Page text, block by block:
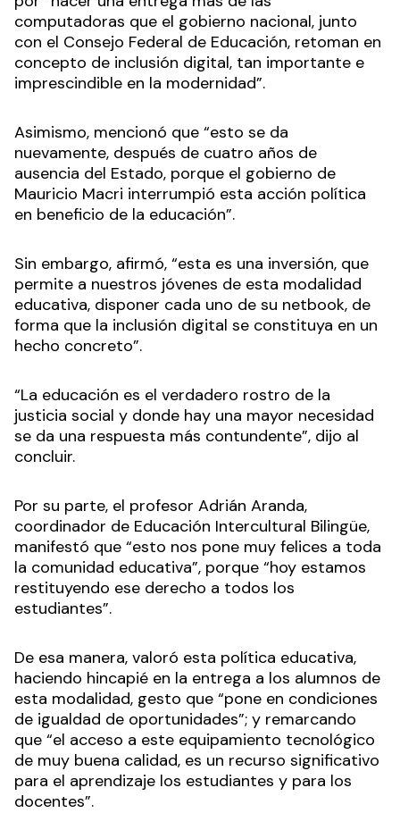
computadoras que el gobierno nacional, junto
con el Consejo Federal de Educación, retoman en
concepto de inclusión digital, tan importante e
imprescindible en la modernidad”.
Asimismo, mencionó que “esto se da
nuevamente, después de cuatro años de
ausencia del Estado, porque el gobierno de
Mauricio Macri interrumpió esta acción política
en beneficio de la educación”.
Sin embargo, afirmó, “esta es una inversión, que
permite a nuestros jóvenes de esta modalidad
educativa, disponer cada uno de su netbook, de
forma que la inclusión digital se constituya en un
hecho concreto”.
“La educación es el verdadero rostro de la
justicia social y donde hay una mayor necesidad
se da una respuesta más contundente”, dijo al
concluir.
Por su parte, el profesor Adrián Aranda,
coordinador de Educación Intercultural Bilingüe,
manifestó que “esto nos pone muy felices a toda
la comunidad educativa”, porque “hoy estamos
restituyendo ese derecho a todos los
estudiantes”.
De esa manera, valoró esta política educativa,
haciendo hincapié en la entrega a los alumnos de
esta modalidad, gesto que “pone en condiciones
de igualdad de oportunidades”; y remarcando
que “el acceso a este equipamiento tecnológico
de muy buena calidad, es un recurso significativo
para el aprendizaje los estudiantes y para los
docentes”.